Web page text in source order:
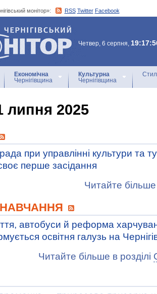
монітор»: RSS Twitter Facebook
монітор»
Четвер, 6 серпня,
Економічна
Чернігівщина
Культурна
Чернігівщина
липня 2025
при управлінні культури та
перше засідання
Читайте більше
НАВЧАННЯ
автобуси й реформа
освітня галузь на
Читайте більше в розділі